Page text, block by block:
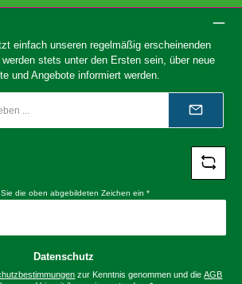
einfach unseren regelmäßig erscheinenden
stets unter den Ersten sein, über neue
und Angebote informiert werden.
die oben abgebildeten Zeichen ein *
Datenschutz
zur Kenntnis genommen und dieAGB